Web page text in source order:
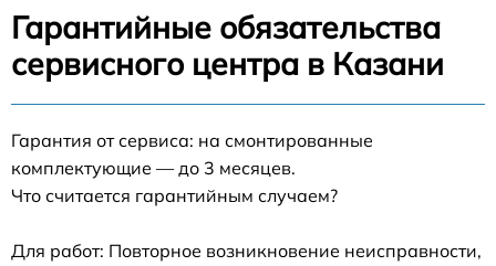
Гарантийные обязательства
сервисного центра в Казани
Гарантия от сервиса: на смонтированные
комплектующие — до 3 месяцев.
Что считается гарантийным случаем?
Для работ: Повторное возникновение неисправности,